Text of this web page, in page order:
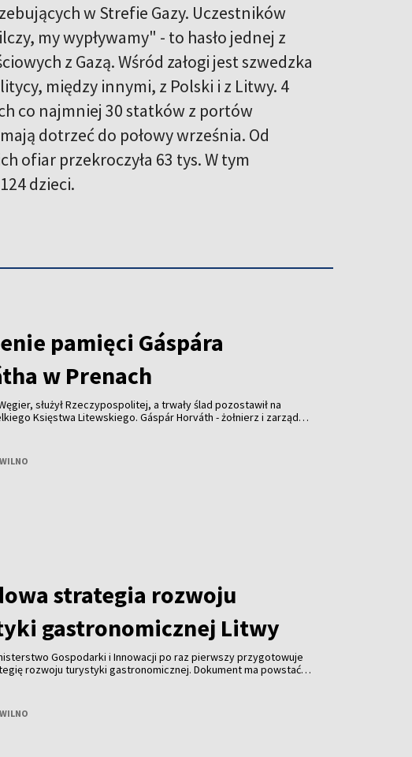
w Strefie Gazy. Uczestników
my wypływamy" - to hasło jednej z
z Gazą. Wśród załogi jest szwedzka
między innymi, z Polski i z Litwy. 4
co najmniej 30 statków z portów
dotrzeć do połowy września. Od
ofiar przekroczyła 63 tys. W tym
dzieci.
pamięci Gáspára
w Prenach
służył Rzeczypospolitej, a trwały ślad pozostawił na
Księstwa Litewskiego. Gáspár Horváth - żołnierz i zarządca
strategia rozwoju
gastronomicznej Litwy
Gospodarki i Innowacji po raz pierwszy przygotowuje
rozwoju turystyki gastronomicznej. Dokument ma powstać
turystyki, zwiększenie jej konkurencyjności i promocja kraju za